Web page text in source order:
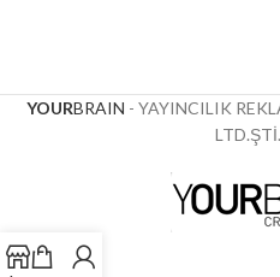
YOURBRAIN - YAYINCILIK
LTD.ŞTİ.